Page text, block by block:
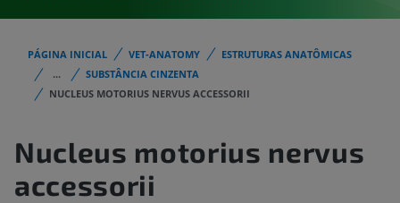
PÁGINA INICIAL VET-ANATOMY
ESTRUTURAS ANATÔMICAS
...
SUBSTÂNCIA CINZENTA
NUCLEUS MOTORIUS NERVUS ACCESSORII
Nucleus motorius nervus
accessorii